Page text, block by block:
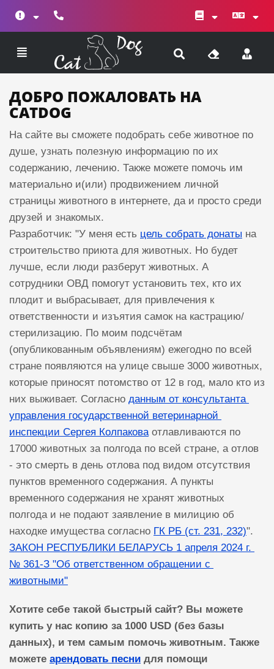
ДОБРО ПОЖАЛОВАТЬ НА
CATDOG
На сайте вы сможете подобрать себе животное по
душе, узнать полезную информацию по их
содержанию, лечению. Также можете помочь им
материально и(или) продвижением личной
страницы животного в интернете, да и просто среди
друзей и знакомых.
Разработчик: "У меня есть цель собрать донаты на
строительство приюта для животных. Но будет
лучше, если люди разберут животных. А
сотрудники ОВД помогут установить тех, кто их
плодит и выбрасывает, для привлечения к
ответственности и изъятия самок на кастрацию/
стерилизацию. По моим подсчётам
(опубликованным объявлениям) ежегодно по всей
стране появляются на улице свыше 3000 животных,
которые приносят потомство от 12 в год, мало кто из
них выживает. Согласно данным от консультанта
управления государственной ветеринарной
инспекции Сергея Колпаковаотлавливаются по
17000 животных за полгода по всей стране, а отлов
- это смерть в день отлова под видом отсутствия
пунктов временного содержания. А пункты
временного содержания не хранят животных
полгода и не подают заявление в милицию об
находке имущества согласно ГК РБ (ст. 231, 232)".
ЗАКОН РЕСПУБЛИКИ БЕЛАРУСЬ 1 апреля 2024 г.
№ 361-З "Об ответственном обращении с
животными"
Хотите себе такой быстрый сайт? Вы можете
купить у нас копию за 1000 USD (без базы
данных), и тем самым помочь животным. Также
можете арендовать песни для помощи